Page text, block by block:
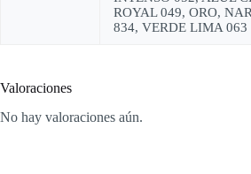
ROYAL 049, ORO,
834, VERDE LIMA 063
Valoraciones
No hay valoraciones aún.